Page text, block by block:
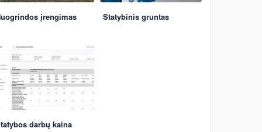
įrengimas Statybinis gruntas
darbų kaina